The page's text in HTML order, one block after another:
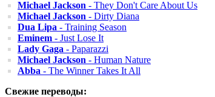
Michael Jackson - They Don't Care About Us
Michael Jackson - Dirty Diana
Dua Lipa - Training Season
Eminem - Just Lose It
Lady Gaga - Paparazzi
Michael Jackson - Human Nature
Abba - The Winner Takes It All
Свежие переводы: